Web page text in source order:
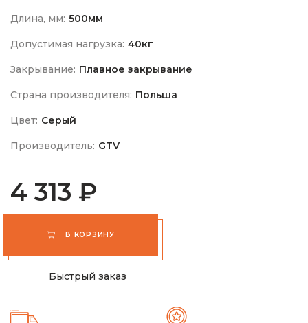
Длина, мм: 500мм
Допустимая нагрузка: 40кг
Закрывание: Плавное закрывание
Страна производителя: Польша
Цвет: Серый
Производитель: GTV
4 313 ₽
В КОРЗИНУ
Быстрый заказ